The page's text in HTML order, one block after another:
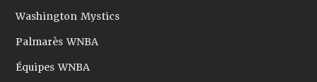
Washington Mystics
Palmarès WNBA
Équipes WNBA